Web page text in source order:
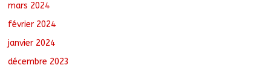
mars 2024
février 2024
janvier 2024
décembre 2023